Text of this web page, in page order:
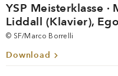
YSP Meisterklasse
Liddall (Klavier),
© SF/Marco Borrelli
Download